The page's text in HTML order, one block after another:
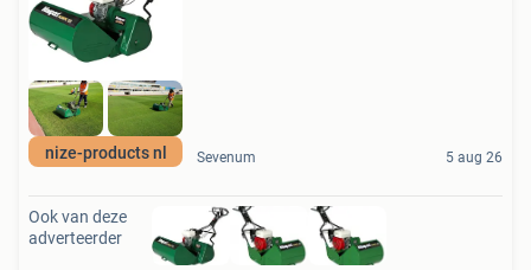
nize-products nl Sevenum 5 aug 26
Ook van deze
adverteerder